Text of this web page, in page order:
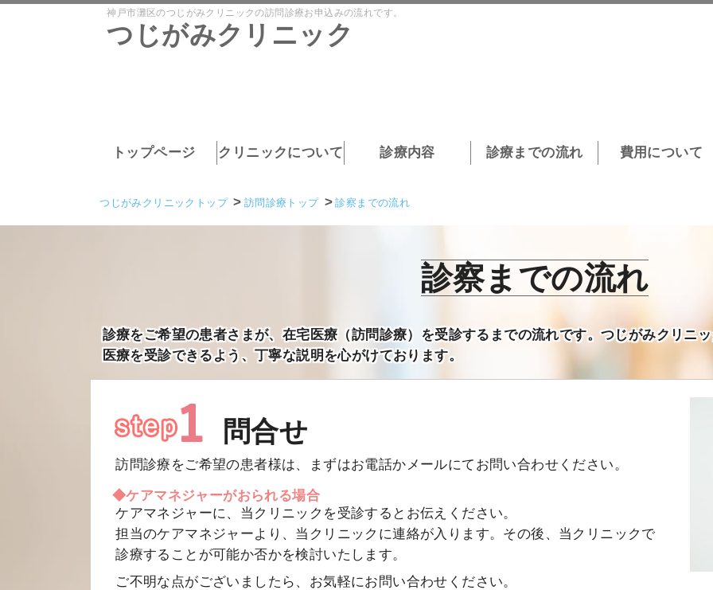
神戸市灘区のつじがみクリニックの訪問診療お申込みの流れです。
つじがみクリニック
トップページ クリニックについて 診療内容 診療までの流れ 費用について
つじがみクリニックトップ 訪問診療トップ 診察までの流れ
診察までの流れ
診療をご希望の患者さまが、在宅医療（訪問診療）を受診するまでの流れです。つじがみクリニ
医療を受診できるよう、丁寧な説明を心がけております。
問合せ
訪問診療をご希望の患者様は、まずはお電話かメールにてお問い合わせください。
◆ケアマネジャーがおられる場合
ケアマネジャーに、当クリニックを受診するとお伝えください。
担当のケアマネジャーより、当クリニックに連絡が入ります。その後、当クリニックで
診療することが可能か否かを検討いたします。
ご不明な点がございましたら、お気軽にお問い合わせください。